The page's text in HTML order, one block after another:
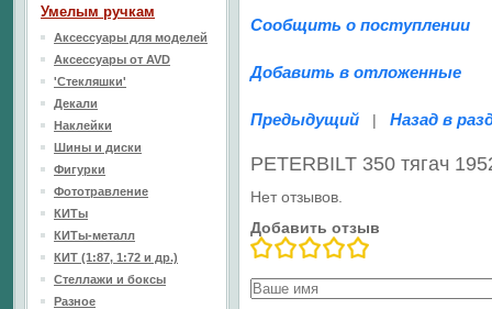
Сообщить о поступлении
Добавить в отложенные
Предыдущий | Назад в
PETERBILT 350 тягач
Нет отзывов.
Добавить отзыв
Умелым ручкам
Аксессуары для моделей
Аксессуары от AVD
'Стекляшки'
Декали
Наклейки
Шины и диски
Фигурки
Фототравление
КИТы
КИТы-металл
КИТ (1:87, 1:72 и др.)
Стеллажи и боксы
Разное